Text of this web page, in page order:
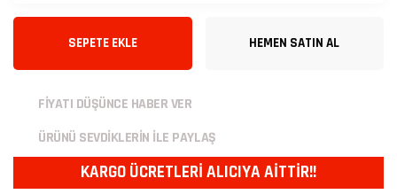
SEPETE EKLE HEMEN SATIN AL
FİYATI DÜŞÜNCE HABER VER
ÜRÜNÜ SEVDİKLERİN İLE PAYLAŞ
KARGO ÜCRETLERİ ALICIYA AİTTİR!!